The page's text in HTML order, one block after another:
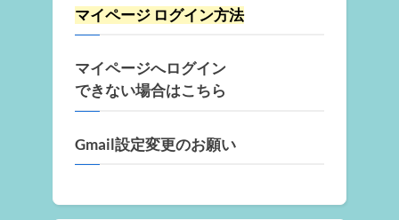
マイページ ログイン方法
マイページへログイン
できない場合はこちら
Gmail設定変更のお願い